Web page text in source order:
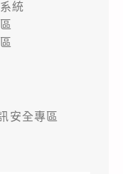
統
安全專區